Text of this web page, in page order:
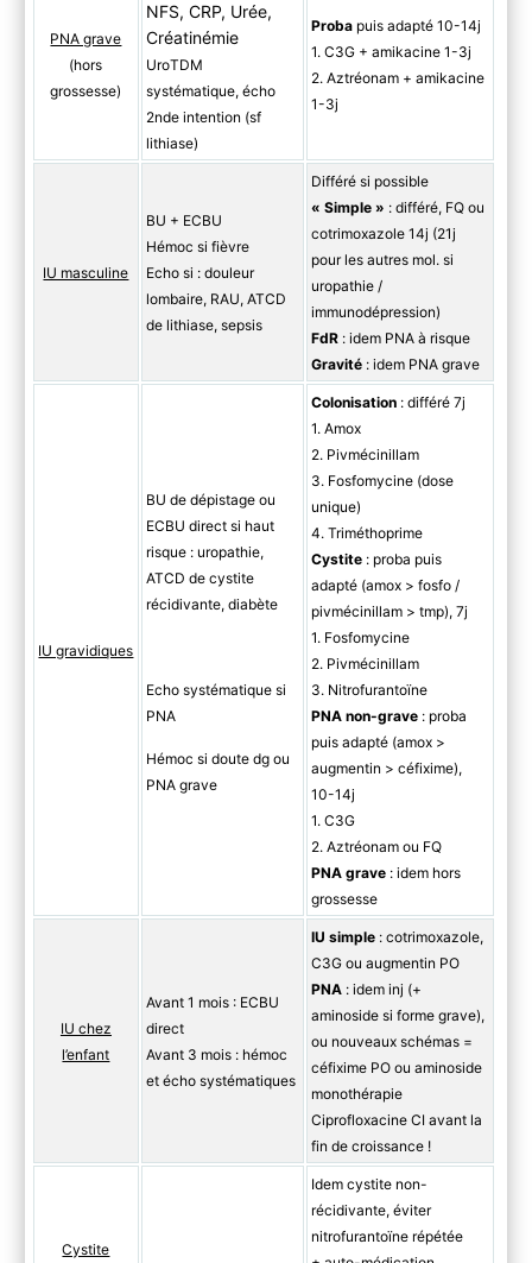
PNA grave
(hors
grossesse)
NFS, CRP, Urée,
Créatinémie
UroTDM
systématique, écho
2nde intention (sf
lithiase)
Proba puis adapté 10-14j
1. C3G + amikacine 1-3j
2. Aztréonam + amikacine
1-3j
IU masculine
BU + ECBU
Hémoc si fièvre
Echo si : douleur
lombaire, RAU, ATCD
de lithiase, sepsis
Différé si possible
« Simple » : différé, FQ ou
cotrimoxazole 14j (21j
pour les autres mol. si
uropathie /
immunodépression)
FdR : idem PNA à risque
Gravité : idem PNA grave
IU gravidiques
BU de dépistage ou
ECBU direct si haut
risque : uropathie,
ATCD de cystite
récidivante, diabète
Echo systématique si
PNA
Hémoc si doute dg ou
PNA grave
Colonisation : différé 7j
1. Amox
2. Pivmécinillam
3. Fosfomycine (dose
unique)
4. Triméthoprime
Cystite : proba puis
adapté (amox > fosfo /
pivmécinillam > tmp), 7j
1. Fosfomycine
2. Pivmécinillam
3. Nitrofurantoïne
PNA non-grave : proba
puis adapté (amox >
augmentin > céfixime),
10-14j
1. C3G
2. Aztréonam ou FQ
PNA grave : idem hors
grossesse
IU chez
l’enfant
Avant 1 mois : ECBU
direct
Avant 3 mois : hémoc
et écho systématiques
IU simple : cotrimoxazole,
C3G ou augmentin PO
PNA : idem inj (+
aminoside si forme grave),
ou nouveaux schémas =
céfixime PO ou aminoside
monothérapie
Ciprofloxacine CI avant la
fin de croissance !
Cystite
Idem cystite non-
récidivante, éviter
nitrofurantoïne répétée